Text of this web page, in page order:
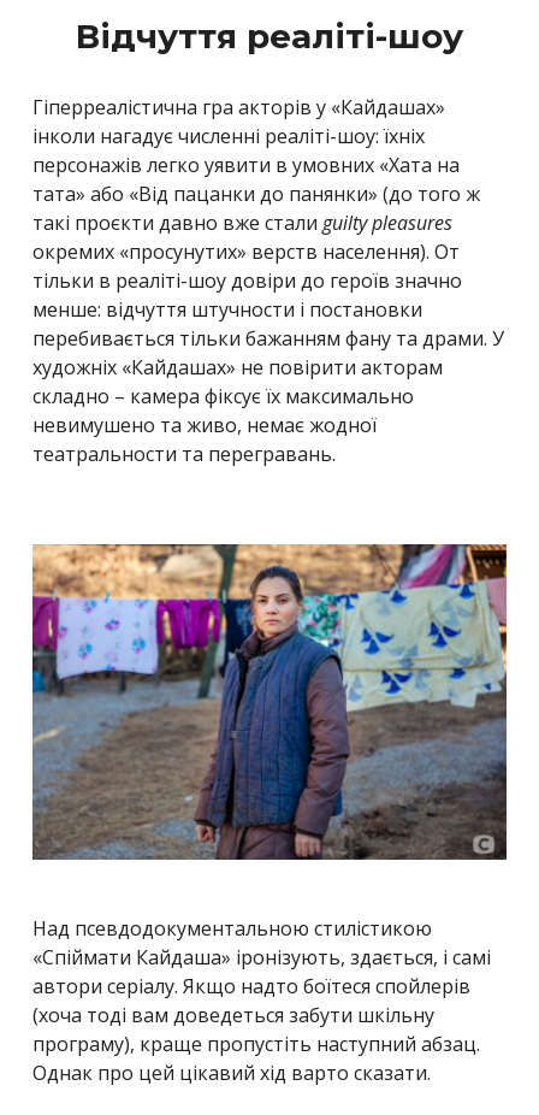
Відчуття реаліті-шоу
Гіперреалістична гра акторів у «Кайдашах»
інколи нагадує численні реаліті-шоу: їхніх
персонажів легко уявити в умовних «Хата на
тата» або «Від пацанки до панянки» (до того ж
такі проєкти давно вже стали guilty pleasures
окремих «просунутих» верств населення). От
тільки в реаліті-шоу довіри до героїв значно
менше: відчуття штучности і постановки
перебивається тільки бажанням фану та драми. У
художніх «Кайдашах» не повірити акторам
складно – камера фіксує їх максимально
невимушено та живо, немає жодної
театральности та перегравань.
Над псевдодокументальною стилістикою
«Спіймати Кайдаша» іронізують, здається, і самі
автори серіалу. Якщо надто боїтеся спойлерів
(хоча тоді вам доведеться забути шкільну
програму), краще пропустіть наступний абзац.
Однак про цей цікавий хід варто сказати.